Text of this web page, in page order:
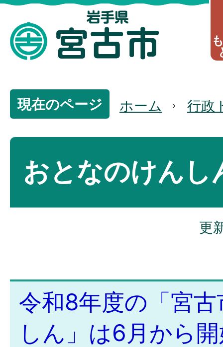
現在のページ ホーム 行政
おとなのけんし
更
令和8年度の「宮
しん」は6月から